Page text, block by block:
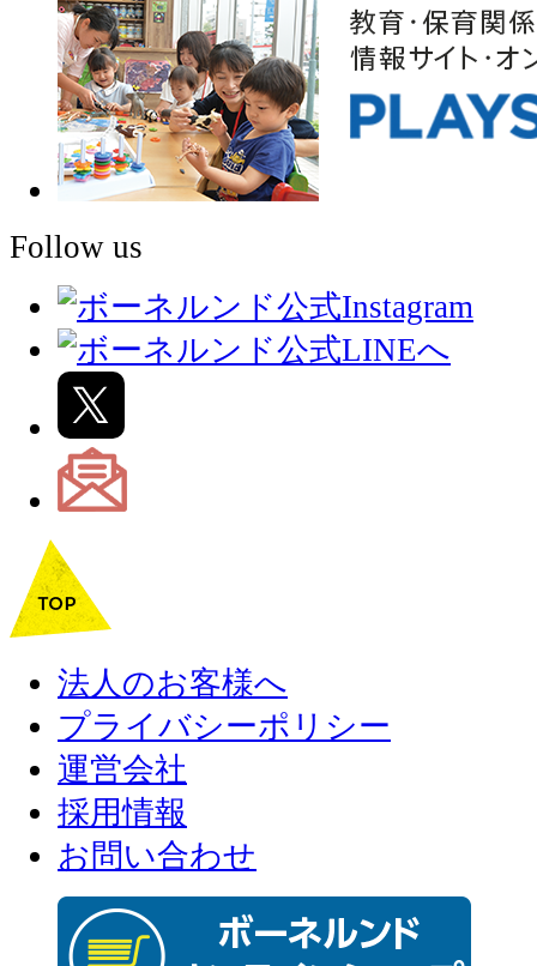
Follow us
法人のお客様へ
プライバシーポリシー
運営会社
採用情報
お問い合わせ